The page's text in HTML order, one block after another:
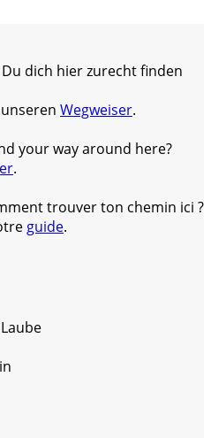
dich hier zurecht finden
Wegweiser.
your way around here?
.
trouver ton chemin ici ?
guide.